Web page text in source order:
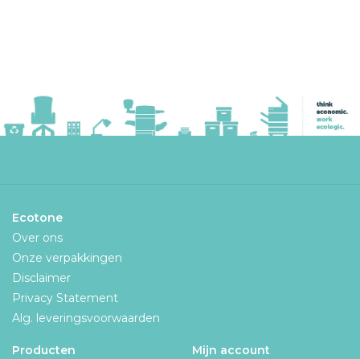
Ecotone
Over ons
Onze verpakkingen
Disclaimer
Privacy Statement
Alg. leveringsvoorwaarden
Producten
Mijn account